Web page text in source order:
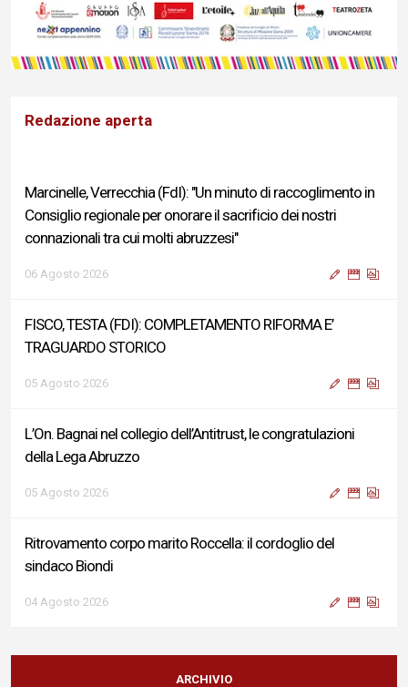
Redazione aperta
Marcinelle, Verrecchia (FdI): "Un minuto di raccoglimento in
Consiglio regionale per onorare il sacrificio dei nostri
connazionali tra cui molti abruzzesi"
06 Agosto 2026
FISCO, TESTA (FDI): COMPLETAMENTO RIFORMA E’
TRAGUARDO STORICO
05 Agosto 2026
L’On. Bagnai nel collegio dell’Antitrust, le congratulazioni
della Lega Abruzzo
05 Agosto 2026
Ritrovamento corpo marito Roccella: il cordoglio del
sindaco Biondi
04 Agosto 2026
Reddito di Cittadinanza, Testa (FdI): Presentata interpellanza
su criticità persistenti ed effetti sulle politiche di sviluppo del
ARCHIVIO